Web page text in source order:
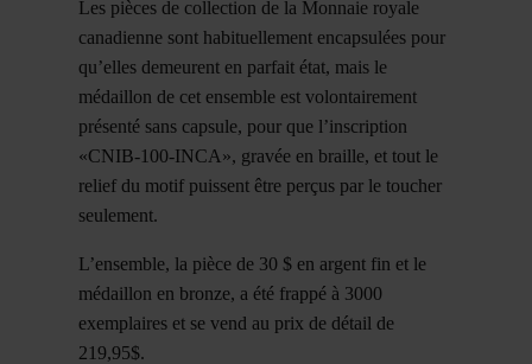
Les pièces de collection de la Monnaie royale
canadienne sont habituellement encapsulées pour
qu’elles demeurent en parfait état, mais le
médaillon de cet ensemble est volontairement
présenté sans capsule, pour que l’inscription
«CNIB-100-INCA», gravée en braille, et tout le
relief du motif puissent être perçus par le toucher
seulement.
L’ensemble, la pièce de 30 $ en argent fin et le
médaillon en bronze, a été frappé à 3000
exemplaires et se vend au prix de détail de
219,95$.